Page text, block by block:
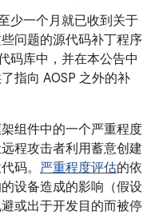
少一个月就已收到关于
问题的源代码补丁程序
码库中，并在本公告中
指向 AOSP 之外的补
组件中的一个严重程度
程攻击者利用蓄意创建
码。 严重程度评估的依
设备造成的影响（假设
或出于开发目的而被停